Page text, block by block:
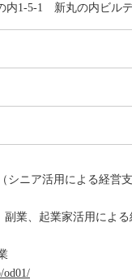
内1-5-1 新丸の内ビル
シニア活用による経営支
副業、起業家活用による
od01/